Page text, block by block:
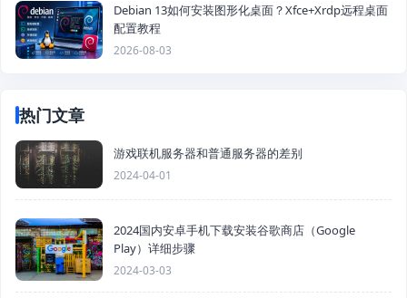
Debian 13如何安装图形化桌面？Xfce+Xrdp远程桌面
配置教程
2026-08-03
热门文章
游戏联机服务器和普通服务器的差别
2024-04-01
2024国内安卓手机下载安装谷歌商店（Google
Play）详细步骤
2024-03-03